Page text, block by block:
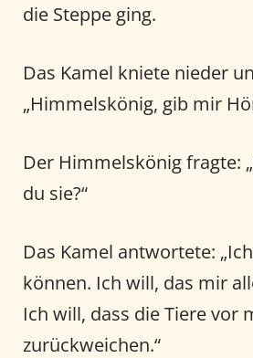
die Steppe ging.
Das Kamel kniete nieder
„Himmelskönig, gib mir
Der Himmelskönig fragte:
du sie?“
Das Kamel antwortete:
können. Ich will, das mir
Ich will, dass die Tiere vor
zurückweichen.“